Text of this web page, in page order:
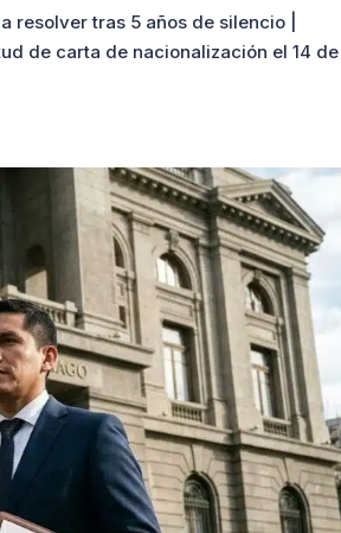
resolver tras 5 años de silencio |
de carta de nacionalización el 14 de